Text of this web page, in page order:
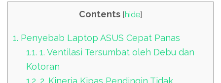
Contents [hide]
1. Penyebab Laptop ASUS Cepat Panas
1.1. 1. Ventilasi Tersumbat oleh Debu dan
Kotoran
1.2. 2. Kinerja Kipas Pendingin Tidak